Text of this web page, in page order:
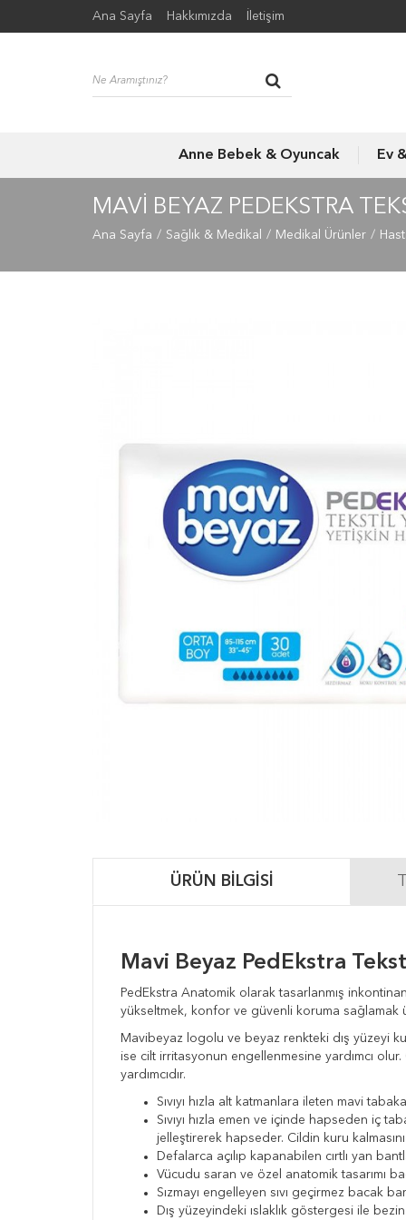
Ana Sayfa Hakkımızda İletişim
Anne Bebek & Oyuncak Ev
MAVI BEYAZ PEDEKSTRA
Ana Sayfa Sağlık & Medikal Medikal Ürünler
ÜRÜN BILGISI
Mavi Beyaz PedEkstra
PedEkstra Anatomik olarak tasarlanmış
yükseltmek, konfor ve güvenli koruma sağlamak
Mavibeyaz logolu ve beyaz renkteki dış yüzeyi
ise cilt irritasyonun engellenmesine yardımcı
yardımcıdır.
Sıvıyı hızla alt katmanlara ileten mavi
Sıvıyı hızla emen ve içinde hapseden iç
jelleştirerek hapseder. Cildin kuru
Defalarca açılıp kapanabilen cırtlı yan
Vücudu saran ve özel anatomik tasarımı
Sızmayı engelleyen sıvı geçirmez bacak
Dış yüzeyindeki ıslaklık göstergesi ile